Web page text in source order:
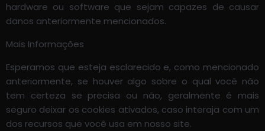
hardware ou software que sejam capazes de causar
danos anteriormente mencionados.
Mais Informações
Esperamos que esteja esclarecido e, como mencionado
anteriormente, se houver algo sobre o qual você não
tem certeza se precisa ou não, geralmente é mais
seguro deixar os cookies ativados, caso interaja com um
dos recursos que você usa em nosso site.